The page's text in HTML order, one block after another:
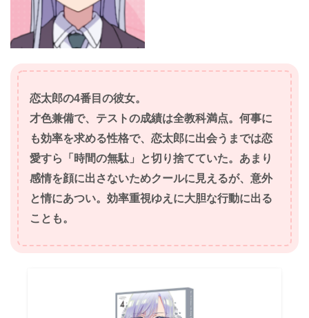
恋太郎の4番目の彼女。
才色兼備で、テストの成績は全教科満点。何事に
も効率を求める性格で、恋太郎に出会うまでは恋
愛すら「時間の無駄」と切り捨てていた。あまり
感情を顔に出さないためクールに見えるが、意外
と情にあつい。効率重視ゆえに大胆な行動に出る
ことも。